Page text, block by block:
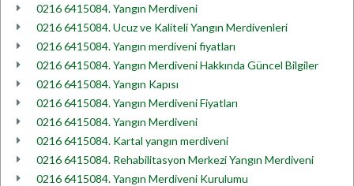
0216 6415084. Yangın Merdiveni
0216 6415084. Ucuz ve Kaliteli Yangın Merdivenleri
0216 6415084. Yangın merdiveni fiyatları
0216 6415084. Yangın Merdiveni Hakkında Güncel Bilgiler
0216 6415084. Yangın Kapısı
0216 6415084. Yangın Merdiveni Fiyatları
0216 6415084. Yangın Merdiveni
0216 6415084. Kartal yangın merdiveni
0216 6415084. Rehabilitasyon Merkezi Yangın Merdiveni
0216 6415084. Yangın Merdiveni Kurulumu